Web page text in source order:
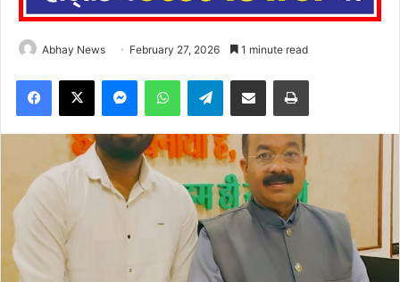
Abhay News February 27, 2026 1 minute read
Facebook
X MessengerWhatsAppTelegramShare via Email Print